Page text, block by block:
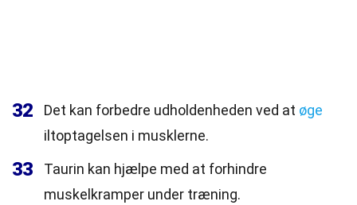
32 Det kan forbedre udholdenheden ved at øge
iltoptagelsen i musklerne.
33
Taurin kan hjælpe med at forhindre
muskelkramper under træning.